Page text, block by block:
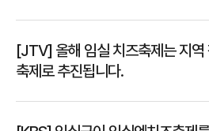
[JTV] 올해 임실 치즈축제는 지역
축제로 추진됩니다.